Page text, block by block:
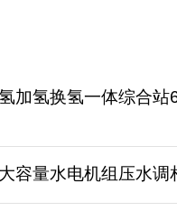
加氢换氢一体综合站
容量水电机组压水调